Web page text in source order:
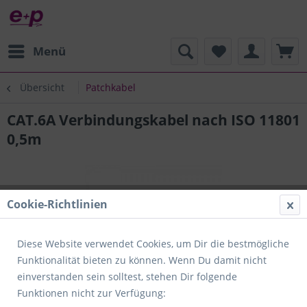
Menü
Übersicht Patchkabel
CAT.6A Verbindungskabel nach ISO 11801
0,5m
Cookie-Richtlinien
Diese Website verwendet Cookies, um Dir die bestmögliche
Funktionalität bieten zu können. Wenn Du damit nicht
einverstanden sein solltest, stehen Dir folgende
Funktionen nicht zur Verfügung: